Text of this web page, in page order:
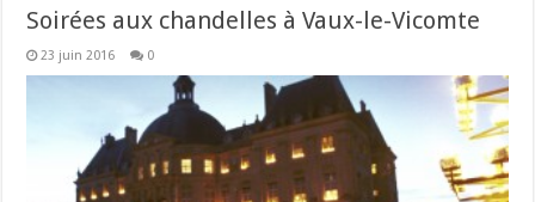
Soirées aux chandelles à Vaux-le-Vicomte
23 juin 2016 0